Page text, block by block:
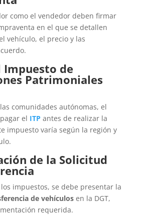
como el vendedor deben firmar
en el que se detallen
vehículo, el precio y las
Impuesto de
Patrimoniales
comunidades autónomas, el
el ITP antes de realizar la
impuesto varía según la región y
de la Solicitud
impuestos, se debe presentar la
de vehículosen la DGT,
requerida.